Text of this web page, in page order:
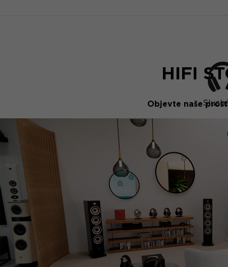
HIFI
Objevte naše